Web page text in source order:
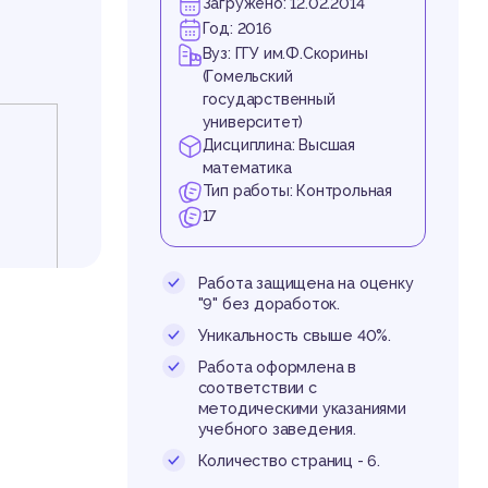
Год: 2016
Вуз: ГГУ им.Ф.Скорины
(Гомельский
государственный
университет)
Дисциплина: Высшая
математика
Тип работы: Контрольная
17
Работа защищена на оценку
"9" без доработок.
Уникальность свыше 40%.
Работа оформлена в
соответствии с
методическими указаниями
учебного заведения.
Количество страниц - 6.